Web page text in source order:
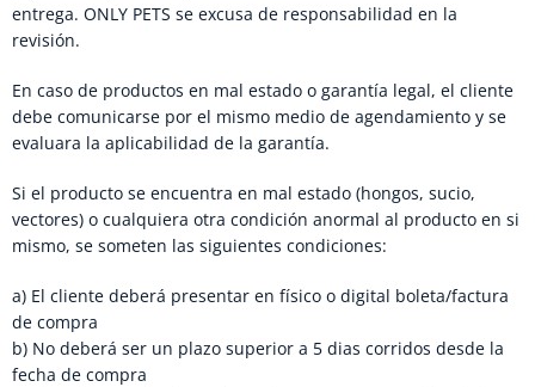
entrega. ONLY PETS se excusa de responsabilidad en la
revisión.
En caso de productos en mal estado o garantía legal, el cliente
debe comunicarse por el mismo medio de agendamiento y se
evaluara la aplicabilidad de la garantía.
Si el producto se encuentra en mal estado (hongos, sucio,
vectores) o cualquiera otra condición anormal al producto en si
mismo, se someten las siguientes condiciones:
a) El cliente deberá presentar en físico o digital boleta/factura
de compra
b) No deberá ser un plazo superior a 5 dias corridos desde la
fecha de compra